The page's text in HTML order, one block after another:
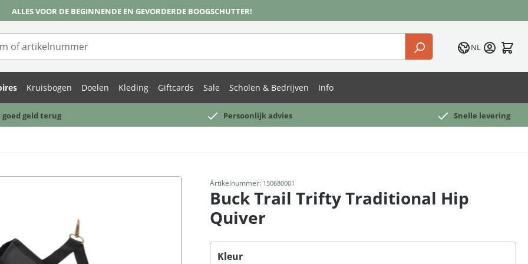
ALLES VOOR DE BEGINNENDE EN GEVORDERDE BOOGSCHUTTER!
NL
Kruisbogen Doelen Kleding Giftcards Sale Scholen & Bedrijven Info
geld terug Persoonlijk advies Snelle levering
Artikelnummer: 150680001
Buck Trail Trifty Traditional Hip
Quiver
Selecteer
Kleur